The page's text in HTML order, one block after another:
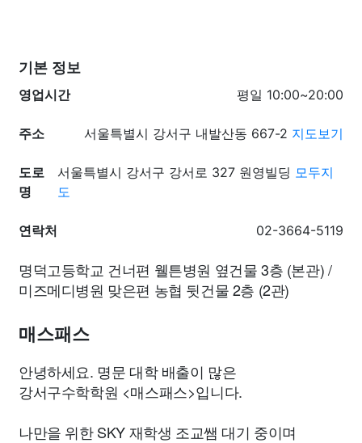
기본 정보
영업시간
평일 10:00~20:00
주소 서울특별시 강서구 내발산동 667-2 지도보기
도로
명
서울특별시 강서구 강서로 327 원영빌딩 모두지
도
연락처 02-3664-5119
명덕고등학교 건너편 웰튼병원 옆건물 3층 (본관) /
미즈메디병원 맞은편 농협 뒷건물 2층 (2관)
매스패스
안녕하세요. 명문 대학 배출이 많은
강서구수학학원 <매스패스>입니다.
나만을 위한 SKY 재학생 조교쌤 대기 중이며